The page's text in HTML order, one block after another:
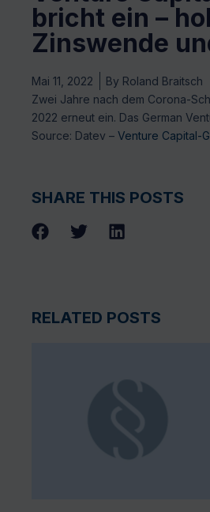
bricht ein –
Zinswende
Mai 11, 2022 By Roland Braitsch
Zwei Jahre nach dem Corona-
2022 erneut ein. Das German
Source: Datev – Venture Capital-
SHARE THIS POSTS
RELATED POSTS